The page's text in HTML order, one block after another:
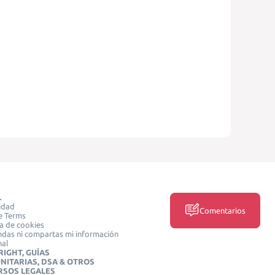
Terms
de cookies
ni compartas mi información
GUÍAS
DSA & OTROS
LEGALES
Comentarios